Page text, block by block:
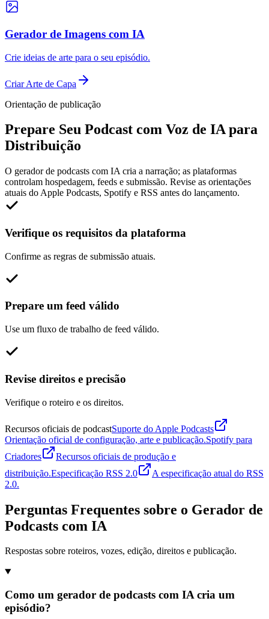
Gerador de Imagens com IA
Crie ideias de arte para o seu episódio.
Criar Arte de Capa
Orientação de publicação
Prepare Seu Podcast com Voz de IA para
Distribuição
O gerador de podcasts com IA cria a narração; as plataformas
controlam hospedagem, feeds e submissão. Revise as orientações
atuais do Apple Podcasts, Spotify e RSS antes do lançamento.
Verifique os requisitos da plataforma
Confirme as regras de submissão atuais.
Prepare um feed válido
Use um fluxo de trabalho de feed válido.
Revise direitos e precisão
Verifique o roteiro e os direitos.
Recursos oficiais de podcastSuporte do Apple Podcasts
Orientação oficial de configuração, arte e publicação.Spotify para
Criadores
Recursos oficiais de produção e
distribuição.Especificação RSS 2.0
A especificação atual do RSS
2.0.
Perguntas Frequentes sobre o Gerador de
Podcasts com IA
Respostas sobre roteiros, vozes, edição, direitos e publicação.
Como um gerador de podcasts com IA cria um
episódio?